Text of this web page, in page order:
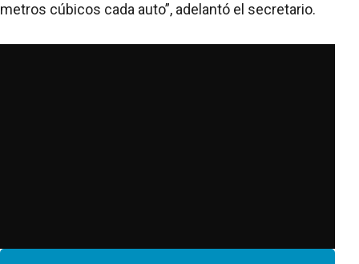
metros cúbicos cada auto”, adelantó el secretario.